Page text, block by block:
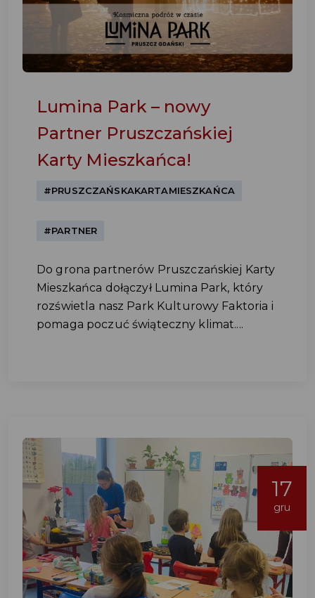
Lumina Park – nowy
Partner Pruszczańskiej
Karty Mieszkańca!
#PRUSZCZAŃSKAKARTAMIESZKAŃCA
#PARTNER
Do grona partnerów Pruszczańskiej Karty
Mieszkańca dołączył Lumina Park, który
rozświetla nasz Park Kulturowy Faktoria i
pomaga poczuć świąteczny klimat....
17
gru